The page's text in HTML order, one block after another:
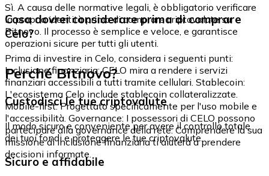
Sì. A causa delle normative legali, è obbligatorio verificare
la propria identità prima di comprare criptovalute su
Bitnovo. Il processo è semplice e veloce, e garantisce
operazioni sicure per tutti gli utenti.
Cosa dovrei considerare prima di comprare
Celo?
Prima di investire in Celo, considera i seguenti punti:
Inclusione finanziaria: CELO mira a rendere i servizi
finanziari accessibili a tutti tramite cellulari. Stablecoin:
L'ecosistema Celo include stablecoin collateralizzate.
Mobile-first: Progettato specificamente per l'uso mobile e
l'accessibilità. Governance: I possessori di CELO possono
partecipare alla governance della rete. Comprendere la sua
missione di inclusione finanziaria ti aiuterà a prendere
decisioni informate.
Perché Bitnovo?
Custodisci le tue criptovalute
Il modo sicuro e conveniente per avere il controllo totale
dei tuoi fondi e proteggere le tue criptovalute.
Sicuro e affidabile